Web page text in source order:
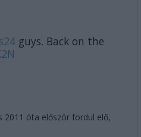
guys. Back on the
2011 óta először fordul elő,